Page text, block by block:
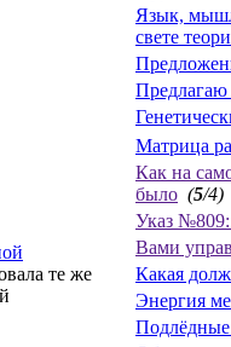
те же
Язык,
свете
Матрица
Как на
было (5/4)
Указ №809:
Вами
Какая
Энергия